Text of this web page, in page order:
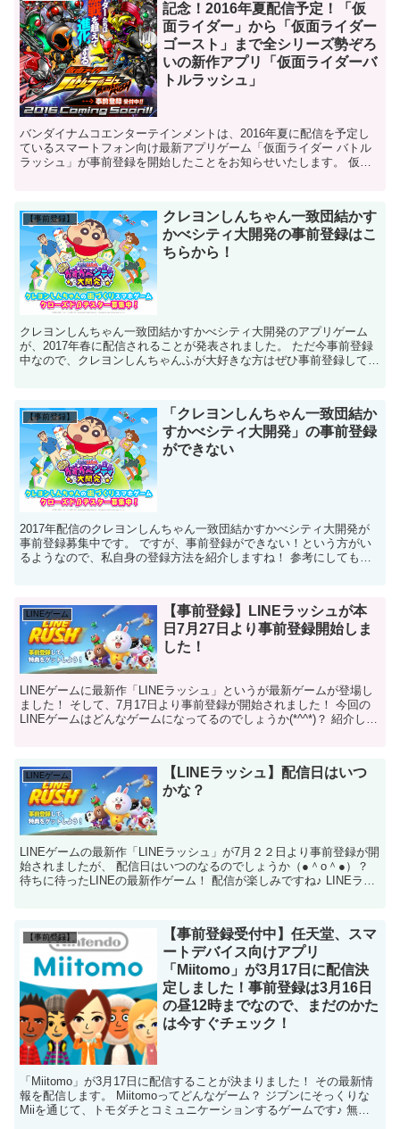
記念！2016年夏配信予定！「仮
面ライダー」から「仮面ライダー
ゴースト」まで全シリーズ勢ぞろ
いの新作アプリ「仮面ライダーバ
トルラッシュ」
バンダイナムコエンターテインメントは、2016年夏に配信を予定し
ているスマートフォン向け最新アプリゲーム「仮面ライダー バトル
ラッシュ」が事前登録を開始したことをお知らせいたします。 仮面
【事前登録】
クレヨンしんちゃん一致団結かす
かべシティ大開発の事前登録はこ
ちらから！
クレヨンしんちゃん一致団結かすかべシティ大開発のアプリゲーム
が、2017年春に配信されることが発表されました。 ただ今事前登録
中なので、クレヨンしんちゃんふが大好きな方はぜひ事前登録してみ
【事前登録】
「クレヨンしんちゃん一致団結か
すかべシティ大開発」の事前登録
ができない
2017年配信のクレヨンしんちゃん一致団結かすかべシティ大開発が
事前登録募集中です。 ですが、事前登録ができない！という方がい
るようなので、私自身の登録方法を紹介しますね！ 参考にしてもら
LINEゲーム
【事前登録】LINEラッシュが本
日7月27日より事前登録開始しま
した！
LINEゲームに最新作「LINEラッシュ」というが最新ゲームが登場し
ました！ そして、7月17日より事前登録が開始されました！ 今回の
LINEゲームはどんなゲームになってるのでしょうか(*^^*)？ 紹介して
LINEゲーム
【LINEラッシュ】配信日はいつ
かな？
LINEゲームの最新作「LINEラッシュ」が7月２２日より事前登録が開
始されましたが、 配信日はいつのなるのでしょうか（●＾o＾●）？
待ちに待ったLINEの最新作ゲーム！ 配信が楽しみですね♪ LINEラッ
【事前登録】
【事前登録受付中】任天堂、スマ
ートデバイス向けアプリ
「Miitomo」が3月17日に配信決
定しました！事前登録は3月16日
の昼12時までなので、まだのかた
は今すぐチェック！
「Miitomo」が3月17日に配信することが決まりました！ その最新情
報を配信します。 Miitomoってどんなゲーム？ ジブンにそっくりな
Miiを通じて、トモダチとコミュニケーションするゲームです♪ 無料